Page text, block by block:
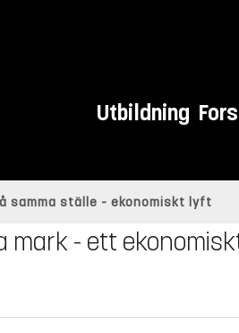
Utbildning
samma ställe - ekonomiskt lyft
mark - ett